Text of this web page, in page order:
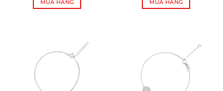
MUA HÀNG MUA HÀNG